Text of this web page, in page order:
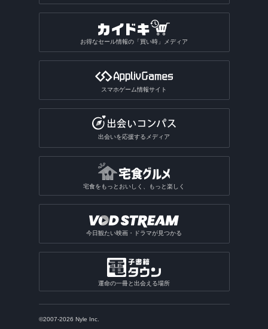
お得なセール情報の「買い時」メディア
スマホゲーム情報サイト
出会いを応援するメディア
宅食をもっとおいしく、もっと楽しく
今日観たい映画・ドラマが見つかる
運命の一冊と出会える場所
©2007-2026 Nyle Inc.